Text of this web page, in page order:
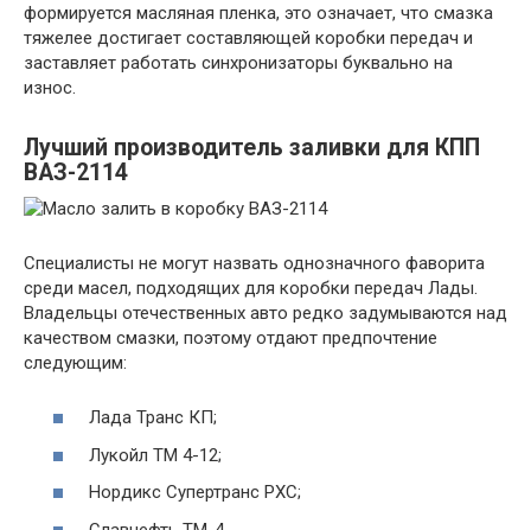
формируется масляная пленка, это означает, что смазка
тяжелее достигает составляющей коробки передач и
заставляет работать синхронизаторы буквально на
износ.
Лучший производитель заливки для КПП
ВАЗ-2114
Специалисты не могут назвать однозначного фаворита
среди масел, подходящих для коробки передач Лады.
Владельцы отечественных авто редко задумываются над
качеством смазки, поэтому отдают предпочтение
следующим:
Лада Транс КП;
Лукойл ТМ 4-12;
Нордикс Супертранс РХС;